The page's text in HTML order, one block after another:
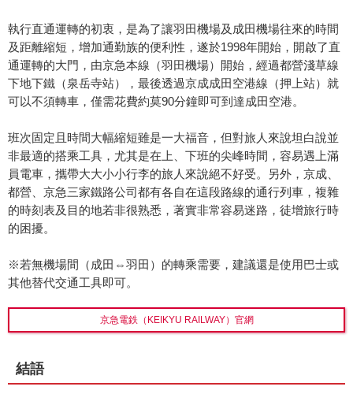
執行直通運轉的初衷，是為了讓羽田機場及成田機場往來的時間
及距離縮短，增加通勤族的便利性，遂於1998年開始，開啟了直
通運轉的大門，由京急本線（羽田機場）開始，經過都營淺草線
下地下鐵（泉岳寺站），最後透過京成成田空港線（押上站）就
可以不須轉車，僅需花費約莫90分鐘即可到達成田空港。
班次固定且時間大幅縮短雖是一大福音，但對旅人來說坦白說並
非最適的搭乘工具，尤其是在上、下班的尖峰時間，容易遇上滿
員電車，攜帶大大小小行李的旅人來說絕不好受。另外，京成、
都營、京急三家鐵路公司都有各自在這段路線的通行列車，複雜
的時刻表及目的地若非很熟悉，著實非常容易迷路，徒增旅行時
的困擾。
※若無機場間（成田⇔羽田）的轉乘需要，建議還是使用巴士或
其他替代交通工具即可。
京急電鉄（KEIKYU RAILWAY）官網
結語